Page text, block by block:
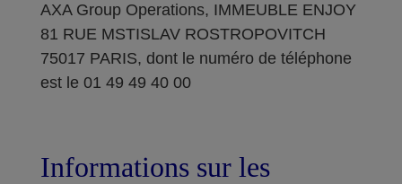
AXA Group Operations, IMMEUBLE ENJOY
81 RUE MSTISLAV ROSTROPOVITCH
75017 PARIS, dont le numéro de téléphone
est le 01 49 49 40 00
Informations sur les